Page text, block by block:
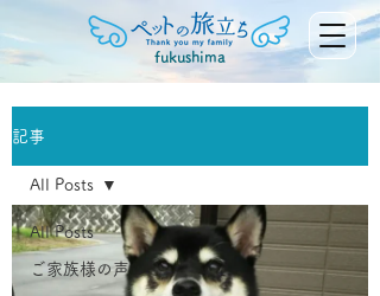
fukushima
記事
All Posts
ご家族様の声
All Posts